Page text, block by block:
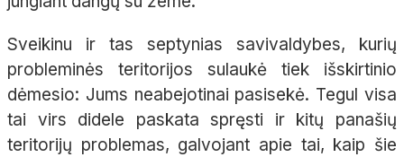
Sveikinu ir tas septynias savivaldybes, kurių
probleminės teritorijos sulaukė tiek išskirtinio
dėmesio: Jums neabejotinai pasisekė. Tegul visa
tai virs didele paskata spręsti ir kitų panašių
teritorijų problemas, galvojant apie tai, kaip šie